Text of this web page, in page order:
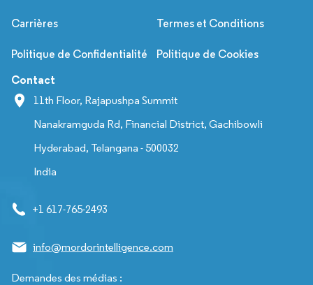
Carrières Termes et Conditions
Politique de Confidentialité Politique de Cookies
Contact
11th Floor, Rajapushpa Summit
Nanakramguda Rd, Financial District, Gachibowli
Hyderabad, Telangana - 500032
India
+1 617-765-2493
info@mordorintelligence.com
Demandes des médias :